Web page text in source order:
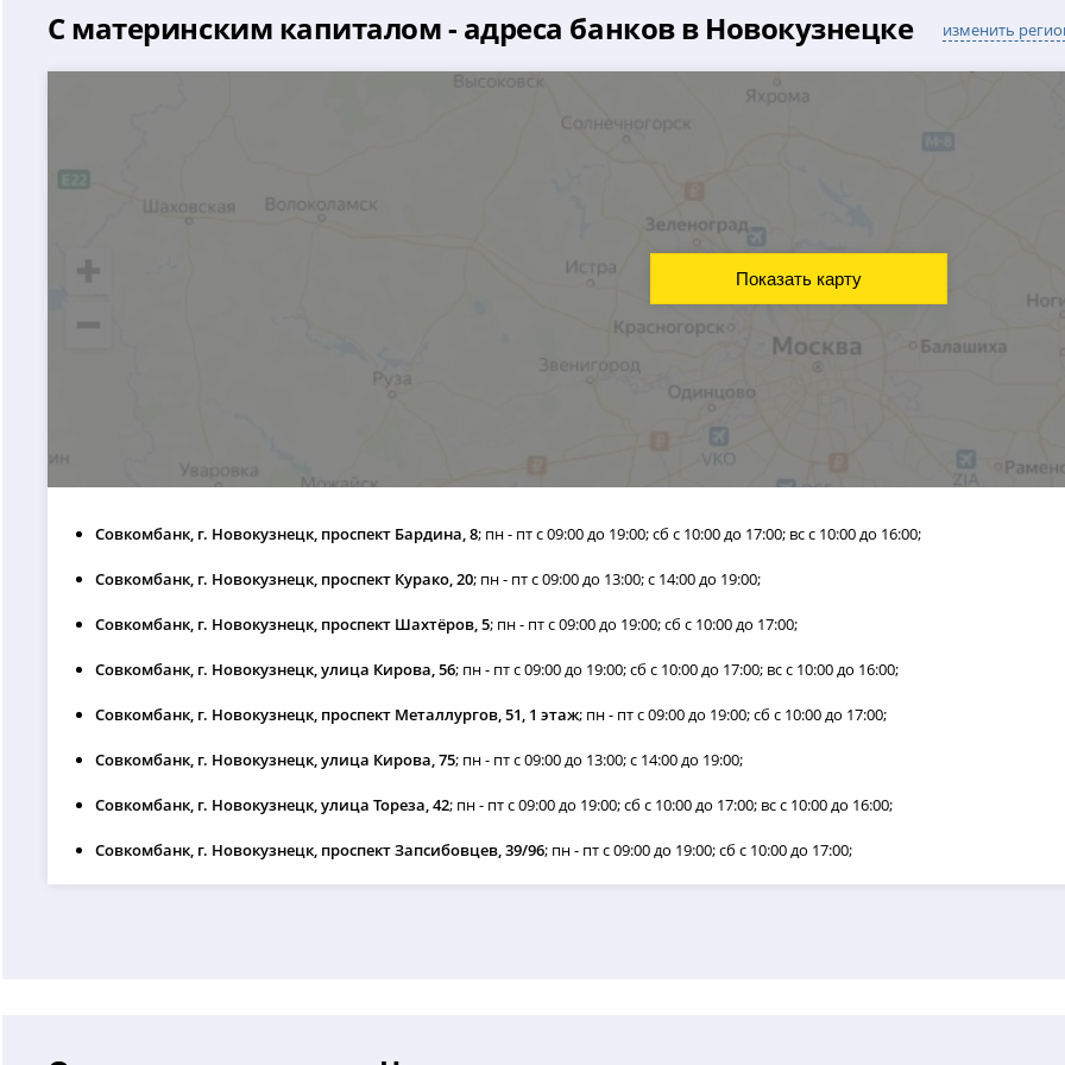
С материнским капиталом - адреса банков в Новокузнецке изменить
Совкомбанк, г. Новокузнецк, проспект Бардина, 8; пн - пт с 09:00 до 19:00; сб с 10:00 до 17:00; вс с 10:00 до 16:00;
Совкомбанк, г. Новокузнецк, проспект Курако, 20; пн - пт с 09:00 до 13:00; с 14:00 до 19:00;
Совкомбанк, г. Новокузнецк, проспект Шахтёров, 5; пн - пт с 09:00 до 19:00; сб с 10:00 до 17:00;
Совкомбанк, г. Новокузнецк, улица Кирова, 56; пн - пт с 09:00 до 19:00; сб с 10:00 до 17:00; вс с 10:00 до 16:00;
Совкомбанк, г. Новокузнецк, проспект Металлургов, 51, 1 этаж; пн - пт с 09:00 до 19:00; сб с 10:00 до 17:00;
Совкомбанк, г. Новокузнецк, улица Кирова, 75; пн - пт с 09:00 до 13:00; с 14:00 до 19:00;
Совкомбанк, г. Новокузнецк, улица Тореза, 42; пн - пт с 09:00 до 19:00; сб с 10:00 до 17:00; вс с 10:00 до 16:00;
Совкомбанк, г. Новокузнецк, проспект Запсибовцев, 39/96; пн - пт с 09:00 до 19:00; сб с 10:00 до 17:00;
Показать карту